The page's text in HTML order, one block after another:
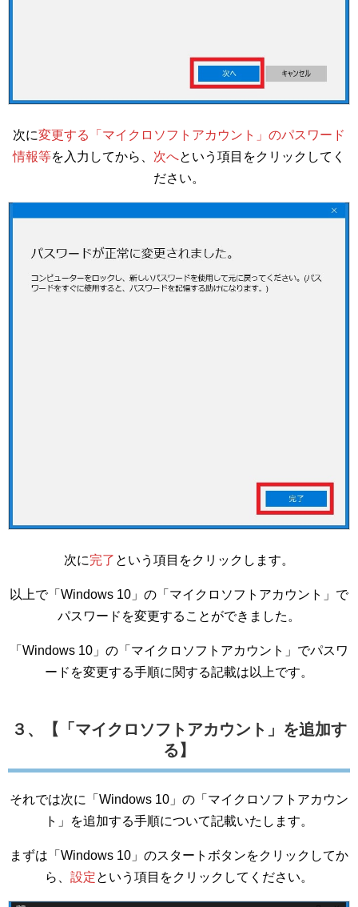
次に変更する「マイクロソフトアカウント」のパスワード
情報等を入力してから、 次へという項目をクリックしてく
ださい。
次に完了 という項目をクリックします。
以上で「Windows 10」の「マイクロソフトアカウント」で
パスワードを変更することができました。
「Windows 10」の「マイクロソフトアカウント」でパスワ
ードを変更する手順に関する記載は以上です。
３、【「マイクロソフトアカウント」を追加す
る】
それでは次に「Windows 10」の「マイクロソフトアカウン
ト」を追加する手順について記載いたします。
まずは「Windows 10」のスタートボタンをクリックしてか
ら、 設定という項目をクリックしてください。